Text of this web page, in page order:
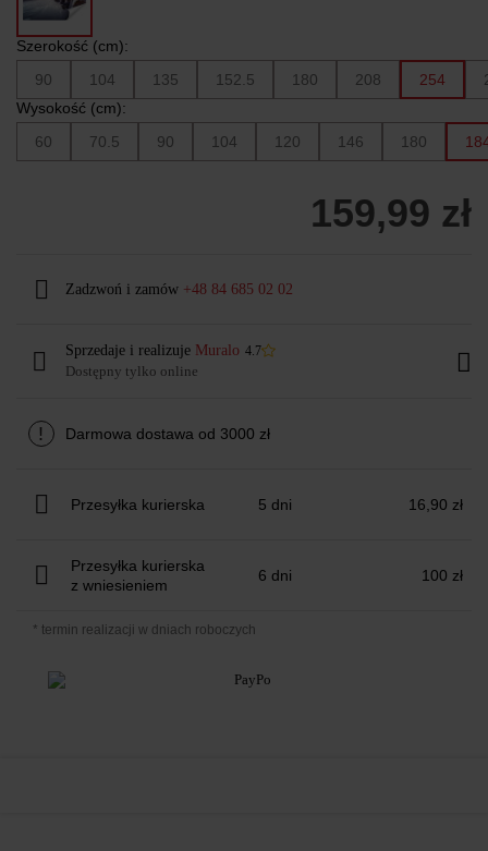
Szerokość (cm):
90
104 135 152.5 180 208 254
Wysokość (cm):
60
70.5 90 104 120 146 180
159,99 zł
Zadzwoń i zamów +48 84 685 02 02
Sprzedaje i realizuje Muralo 4.7
Dostępny tylko online
! Darmowa dostawa od 3000 zł
Przesyłka kurierska 5 dni 16,90 zł
Przesyłka kurierska
z wniesieniem
6 dni 100 zł
* termin realizacji w dniach roboczych